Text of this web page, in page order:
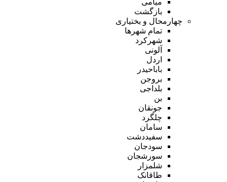
بازگشت
چهارمحال و بختیاری
تمام شهر‌ها
شهرکرد
آلونی
اردل
باباحیدر
بروجن
بلداجی
بن
جونقان
چلگرد
سامان
سفیددشت
سودجان
سورشجان
شلمزار
طاقانک